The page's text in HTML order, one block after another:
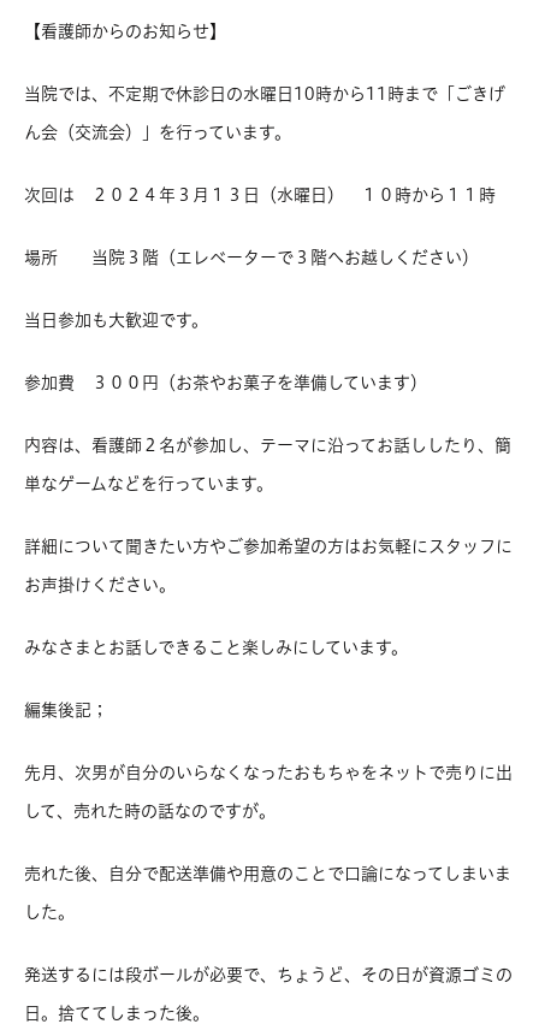
【看護師からのお知らせ】
当院では、不定期で休診日の水曜日10時から11時まで「ごきげ
ん会（交流会）」を行っています。
次回は ２０２４年３月１３日（水曜日） １０時から１１時
場所 当院３階（エレベーターで３階へお越しください）
当日参加も大歓迎です。
参加費 ３００円（お茶やお菓子を準備しています）
内容は、看護師２名が参加し、テーマに沿ってお話ししたり、簡
単なゲームなどを行っています。
詳細について聞きたい方やご参加希望の方はお気軽にスタッフに
お声掛けください。
みなさまとお話しできること楽しみにしています。
編集後記；
先月、次男が自分のいらなくなったおもちゃをネットで売りに出
して、売れた時の話なのですが。
売れた後、自分で配送準備や用意のことで口論になってしまいま
した。
発送するには段ボールが必要で、ちょうど、その日が資源ゴミの
日。捨ててしまった後。